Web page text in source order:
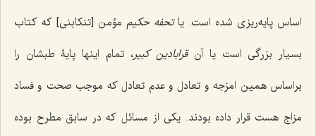
اساس پایه‌ریزی شده است. یاتحفه حکیم مؤمن [تنکابنی] که کتاب
بسیار بزرگی است یا آنقرابادین کبیر، تمام اینها پایۀ طبشان را
براساس همین امزجه و تعادل و عدم تعادل که موجب صحت و فساد
مزاج هست قرار داده بودند. یکی از مسائل که در سابق مطرح بوده